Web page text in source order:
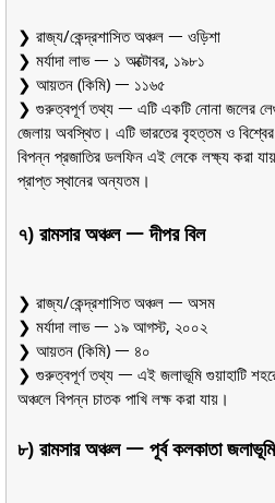
❯ রাজ্য/কেন্দ্রশাসিত অঞ্চল ᅳ ওড়িশা
❯ মর্যাদা লাভ ᅳ ১ অক্টোবর, ১৯৮১
❯ আয়তন (কিমি) ᅳ ১১৬৫
❯ গুরুত্বপূর্ণ তথ্য ᅳ এটি একটি নোনা জলের
জেলায় অবস্থিত। এটি ভারতের বৃহত্তম ও
বিপন্ন প্রজাতির ডলফিন এই লেকে লক্ষ্য করা
প্রাপ্ত স্থানের অন্যতম।
৭) রামসার অঞ্চল ᅳ দীপর বিল
❯ রাজ্য/কেন্দ্রশাসিত অঞ্চল ᅳ অসম
❯ মর্যাদা লাভ ᅳ ১৯ আগস্ট, ২০০২
❯ আয়তন (কিমি) ᅳ ৪০
❯ গুরুত্বপূর্ণ তথ্য ᅳ এই জলাভূমি গুয়াহাটি
অঞ্চলে বিপন্ন চাতক পাখি লক্ষ করা যায়।
৮) রামসার অঞ্চল ᅳ পূর্ব কলকাতা জলাভূমি